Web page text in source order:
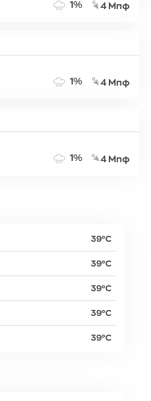
1% 4 Μπφ
1% 4 Μπφ
1% 4 Μπφ
39°C
39°C
39°C
39°C
39°C